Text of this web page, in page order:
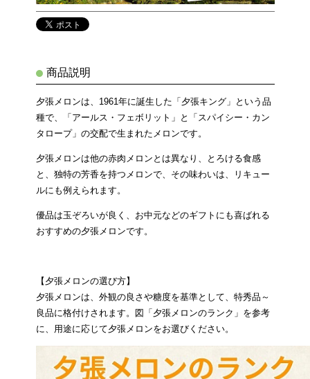
商品説明
夕張メロンは、1961年に誕生した「夕張キング」という品
種で、「アールス・フェボリット」と「スパイシー・カン
タロープ」の交配で生まれたメロンです。
夕張メロンは他の赤肉メロンとは異なり、とろける食感
と、独特の芳香を持つメロンで、その味わいは、リキュー
ルにも例えられます。
優品は玉ぞろいが良く、お中元などのギフトにも喜ばれる
おすすめの夕張メロンです。
【夕張メロンの選び方】
夕張メロンは、外観の良さや糖度を基準として、特秀品～
良品に格付けされます。図「夕張メロンのランク」を参考
に、用途に応じて夕張メロンをお選びください。